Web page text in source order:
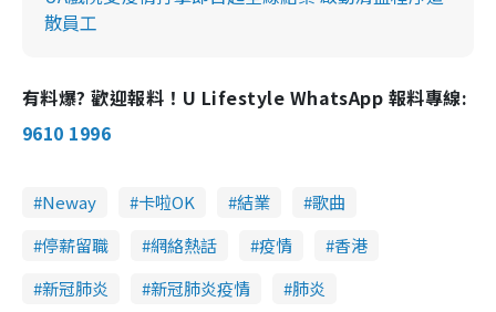
散員工
有料爆? 歡迎報料！U Lifestyle WhatsApp 報料專線:
9610 1996
Neway 卡啦OK 結業
歌曲
停薪留職
網絡熱話 疫情
香港
新冠肺炎
新冠肺炎疫情 肺炎